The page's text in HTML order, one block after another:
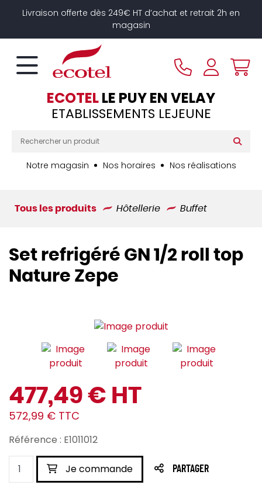
Livraison offerte dès 249€ HT d’achat et retrait 2h en
magasin
ECOTELLE PUY EN VELAY
ETABLISSEMENTS LEJEUNE
Notre magasin Nos horaires Nos réalisations
Tous les produits Hôtellerie Buffet
Set refrigéré GN 1/2 roll top
Nature Zepe
477,49 € HT
572,99 € TTC
Référence : E1011012
Je commande PARTAGER
Panneau de gestion des cookies